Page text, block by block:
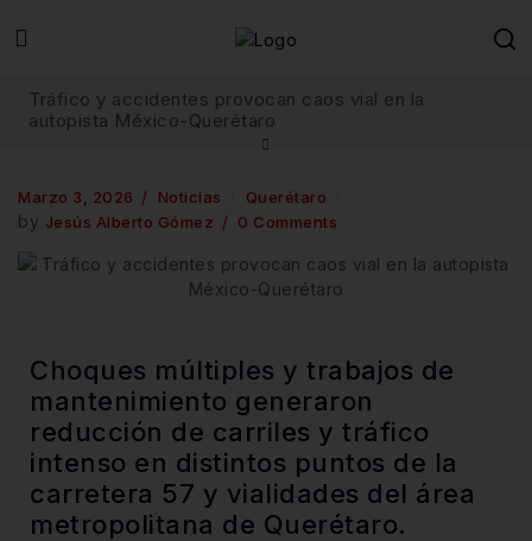
Tráfico y accidentes provocan caos vial en la
autopista México-Querétaro
Marzo 3, 2026 Noticias Querétaro
by Jesús Alberto Gómez 0 Comments
Choques múltiples y trabajos de
mantenimiento generaron
reducción de carriles y tráfico
intenso en distintos puntos de la
carretera 57 y vialidades del área
metropolitana de Querétaro.